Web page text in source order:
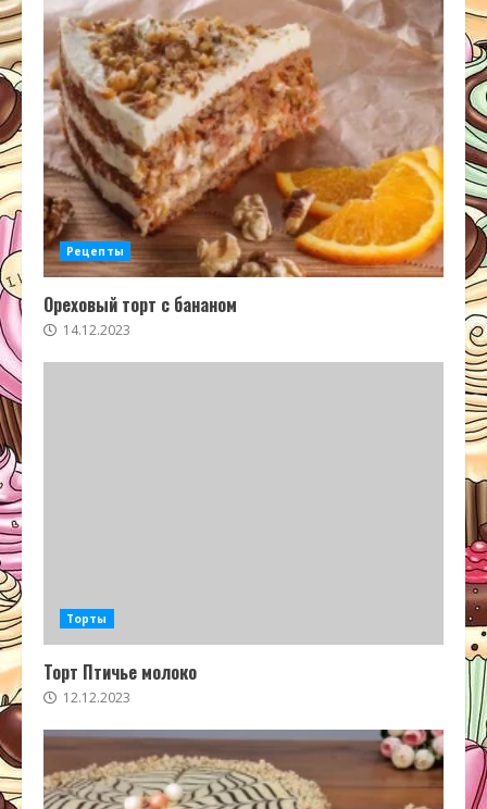
Рецепты
Ореховый торт с бананом
14.12.2023
Торты
Торт Птичье молоко
12.12.2023